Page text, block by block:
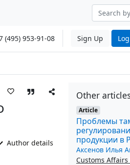
(495) 953-91-08 Sign Up
Author details
Other
Article
Проблемы
продукции в
Аксенов Илья
Customs